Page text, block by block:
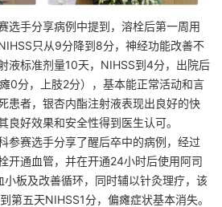
选手分享病例中提到，溶栓后第一周用
只从9分降到8分，神经功能改善不
液标准剂量10天，NIHSS到4分，出院后
0分，上肢2分），基本能正常活动和言
患者，银杏内酯注射液表现出良好的快
良好效果和安全性得到医生认可。
参赛选手分享了醒后卒中的病例，经过
开通血管，并在开通24小时后使用阿司
板及改善循环，同时辅以针灸理疗，该
第五天NIHSS1分，偏瘫症状基本消失。